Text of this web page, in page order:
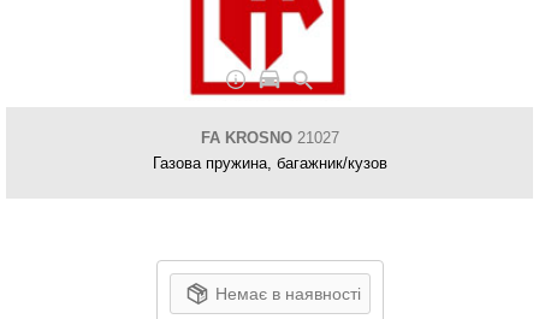
FA KROSNO21027
Газова пружина, багажник/кузов
Немає в наявності